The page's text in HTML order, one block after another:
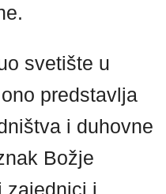
svetište u
predstavlja
i duhovne
Božje
zajednici i